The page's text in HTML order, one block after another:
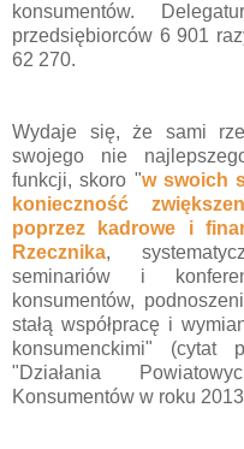
konsumentów.
przedsiębiorców 6 901
62 270.
Wydaje się, że sami
swojego nie
funkcji, skoro "w swoich
konieczność
poprzez kadrowe i
Rzecznika,
seminariów i
konsumentów,
stałą współpracę i
konsumenckimi" (cytat
"Działania
Konsumentów w roku